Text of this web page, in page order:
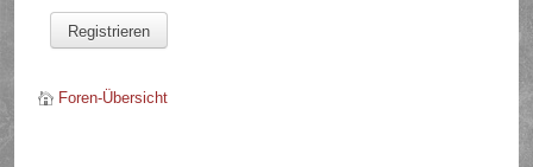
Registrieren
Foren-Übersicht